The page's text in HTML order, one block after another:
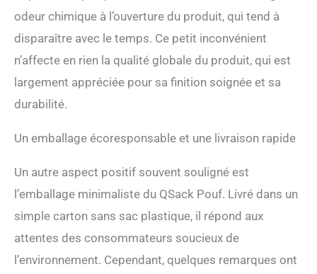
odeur chimique à l’ouverture du produit, qui tend à
disparaître avec le temps. Ce petit inconvénient
n’affecte en rien la qualité globale du produit, qui est
largement appréciée pour sa finition soignée et sa
durabilité.
Un emballage écoresponsable et une livraison rapide
Un autre aspect positif souvent souligné est
l’emballage minimaliste du QSack Pouf. Livré dans un
simple carton sans sac plastique, il répond aux
attentes des consommateurs soucieux de
l’environnement. Cependant, quelques remarques ont